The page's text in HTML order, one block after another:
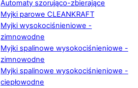
Automaty szorująco-zbierające
Myjki parowe CLEANKRAFT
Myjki wysokociśnieniowe -
zimnowodne
Myjki spalinowe wysokociśnieniowe -
zimnowodne
Myjki spalinowe wysokociśnieniowe -
ciepłowodne